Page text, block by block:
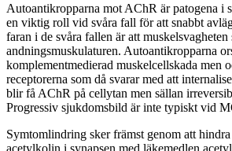
Autoantikropparna mot AChR är patogena i
en viktig roll vid svåra fall för att snabbt
faran i de svåra fallen är att muskelsvagheten
andningsmuskulaturen. Autoantikropparna
komplementmedierad muskelcellskada men
receptorerna som då svarar med att
blir få AChR på cellytan men sällan
Progressiv sjukdomsbild är inte typiskt vid
Symtomlindring sker främst genom att
acetylkolin i synapsen med läkemedlen